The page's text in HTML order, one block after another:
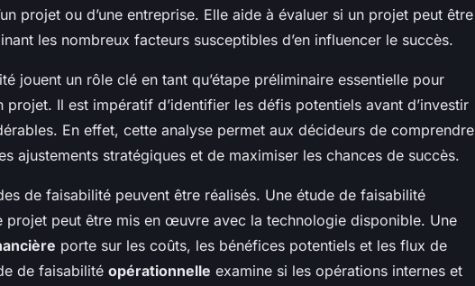
projet ou d’une entreprise. Elle aide à évaluer si un projet peut être
les nombreux facteurs susceptibles d’en influencer le succès.
jouent un rôle clé en tant qu’étape préliminaire essentielle pour
projet. Il est impératif d’identifier les défis potentiels avant d’investir
En effet, cette analyse permet aux décideurs de comprendre
ajustements stratégiques et de maximiser les chances de succès.
de faisabilité peuvent être réalisés. Une étude de faisabilité
projet peut être mis en œuvre avec la technologie disponible. Une
porte sur les coûts, les bénéfices potentiels et les flux de
de faisabilité opérationnelle examine si les opérations internes et